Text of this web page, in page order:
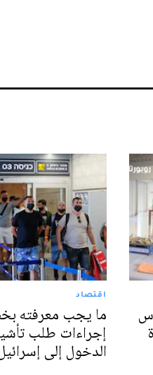
اقتصاد
ما يجب معرفته
إجراءات طلب
الدخول إلى